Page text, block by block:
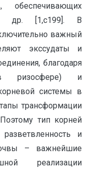
обеспечивающих
и др. [1,c199]. В
важный
экссудаты и
благодаря
ризосфере) и
системы в
трансформации
тип корней
и
– важнейшие
реализации